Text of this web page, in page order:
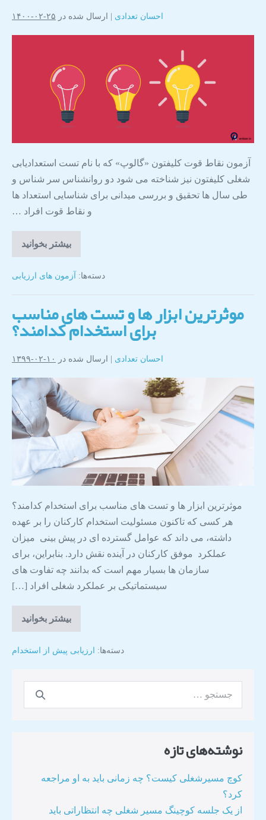
احسان تعدادی| ارسال شده در ۲۵-۰۲-۱۴۰۰
آزمون نقاط قوت کلیفتون «گالوپ» که با نام تست استعدادیابی
شغلی کلیفتون نیز شناخته می شود دو روانشناس سر شناس و
طی سال ها تحقیق و بررسی میدانی برای شناسایی استعداد ها
و نقاط قوت افراد …
بیشتر بخوانید
دسته‌ها: آزمون های ارزیابی
موثرترین ابزار ها و تست های مناسب
برای استخدام کدامند؟
احسان تعدادی| ارسال شده در ۱۰-۰۲-۱۳۹۹
موثرترین ابزار ها و تست های مناسب برای استخدام کدامند؟
هر کسی‌ که تاکنون مسئولیت استخدام کارکنان را بر عهده
داشته، می‌ داند که عوامل گسترده‌ ای در پیش بینی میزان
عملکرد موفق کارکنان در آینده نقش دارد. بنابراین، برای
سازمان‌ ها بسیار مهم است که بدانند چه تفاوت‌ های
سیستماتیکی بر عملکرد شغلی افراد […]
بیشتر بخوانید
دسته‌ها: ارزیابی پیش از استخدام
نوشته‌های تازه
کوچ مسیرشغلی کیست؟ چه زمانی باید به او مراجعه
کرد؟
از یک جلسه کوچینگ مسیر شغلی چه انتظاراتی باید